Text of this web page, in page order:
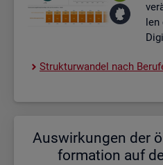
Struk­tur­wan­del nach
Aus­wir­kun­gen der
for­ma­ti­on auf